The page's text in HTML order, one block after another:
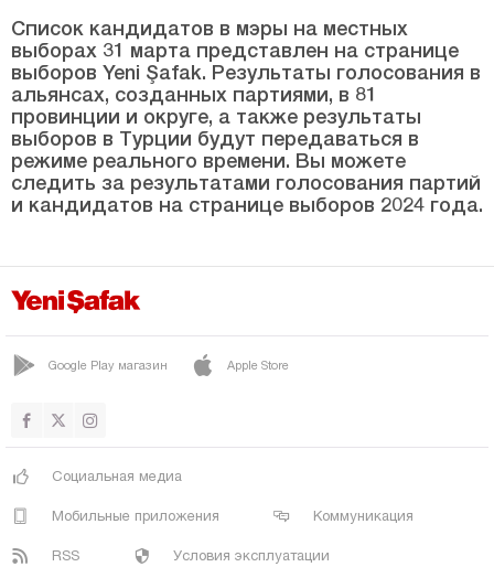
Эрзурум
Эскишехир
Газиантеп
Гиресун
Гюмюшхане
Ыспарта
Караман
Карс
Кастамону
Список кандидатов в мэры на местных
выборах 31 марта представлен на странице
выборов Yeni Şafak. Результаты голосования в
альянсах, созданных партиями, в 81
провинции и округе, а также результаты
выборов в Турции будут передаваться в
режиме реального времени. Вы можете
следить за результатами голосования партий
и кандидатов на странице выборов 2024 года.
Google Play магазин Apple Store
Социальная медиа
Мобильные приложения Коммуникация
RSS Условия эксплуатации